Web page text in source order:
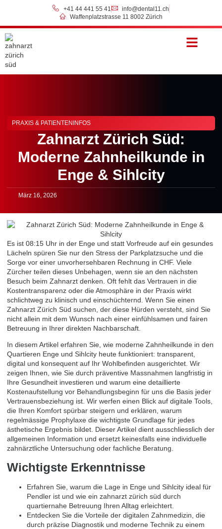
+41 44 441 55 41
info@dental11.ch
Waffenplatzstrasse 11 8002 Zürich
PRAXIS & PATIENTENINFOS
Zahnarzt Zürich Süd:
Moderne Zahnheilkunde in
Enge & Sihlcity
März 16, 2026
Es ist 08:15 Uhr in der Enge und statt Vorfreude auf ein gesundes
Lächeln spüren Sie nur den Stress der Parkplatzsuche und die
Sorge vor einer unvorhersehbaren Rechnung in CHF. Viele
Zürcher teilen dieses Unbehagen, wenn sie an den nächsten
Besuch beim Zahnarzt denken. Oft fehlt das Vertrauen in die
Kostentransparenz oder die Atmosphäre in der Praxis wirkt
schlichtweg zu klinisch und einschüchternd. Wenn Sie einen
Zahnarzt Zürich Süd suchen, der diese Hürden versteht, sind Sie
nicht allein mit dem Wunsch nach einer einfühlsamen und fairen
Betreuung in Ihrer direkten Nachbarschaft.
In diesem Artikel erfahren Sie, wie moderne Zahnheilkunde in den
Quartieren Enge und Sihlcity heute funktioniert: transparent,
digital und konsequent auf Ihr Wohlbefinden ausgerichtet. Wir
zeigen Ihnen, wie Sie durch präventive Massnahmen langfristig in
Ihre Gesundheit investieren und warum eine detaillierte
Kostenaufstellung vor Behandlungsbeginn für uns die Basis jeder
Vertrauensbeziehung ist. Wir werfen einen Blick auf digitale Tools,
die Ihren Komfort spürbar steigern und erklären, warum
regelmässige Prophylaxe die wichtigste Grundlage für jedes
ästhetische Ergebnis bildet. Dieser Artikel dient ausschliesslich der
allgemeinen Information und ersetzt keinesfalls eine individuelle
zahnärztliche Untersuchung oder fachliche Beratung.
Wichtigste Erkenntnisse
Erfahren Sie, warum die Lage in Enge und Sihlcity ideal für
Pendler ist und wie ein zahnarzt zürich süd durch
quartiernahe Betreuung Ihren Alltag erleichtert.
Entdecken Sie die Vorteile der digitalen Zahnmedizin, die
durch präzise Diagnostik und moderne Technik zu einem